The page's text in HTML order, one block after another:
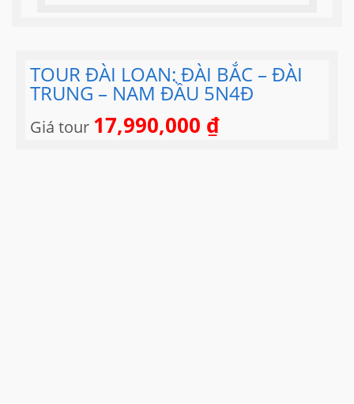
TOUR ĐÀI LOAN: ĐÀI BẮC – ĐÀI
TRUNG – NAM ĐẦU 5N4Đ
Giá tour 17,990,000 ₫